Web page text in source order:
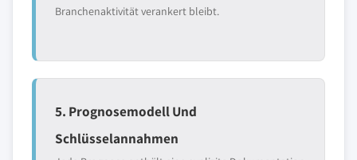
Branchenaktivität verankert bleibt.
5. Prognosemodell Und
Schlüsselannahmen